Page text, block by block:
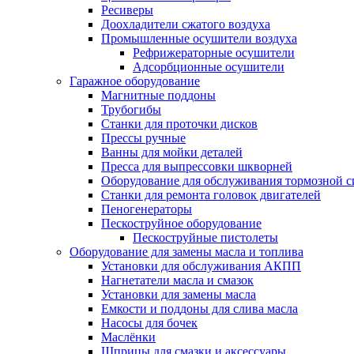
Ресиверы
Доохладители сжатого воздуха
Промышленные осушители воздуха
Рефрижераторные осушители
Адсорбционные осушители
Гаражное оборудование
Магнитные поддоны
Трубогибы
Станки для проточки дисков
Прессы ручные
Ванны для мойки деталей
Пресса для выпрессовки шкворней
Оборудование для обслуживания тормозной
Станки для ремонта головок двигателей
Пеногенераторы
Пескоструйное оборудование
Пескоструйные пистолеты
Оборудование для замены масла и топлива
Установки для обслуживания АКПП
Нагнетатели масла и смазок
Установки для замены масла
Емкости и поддоны для слива масла
Насосы для бочек
Маслёнки
Шприцы для смазки и аксессуары